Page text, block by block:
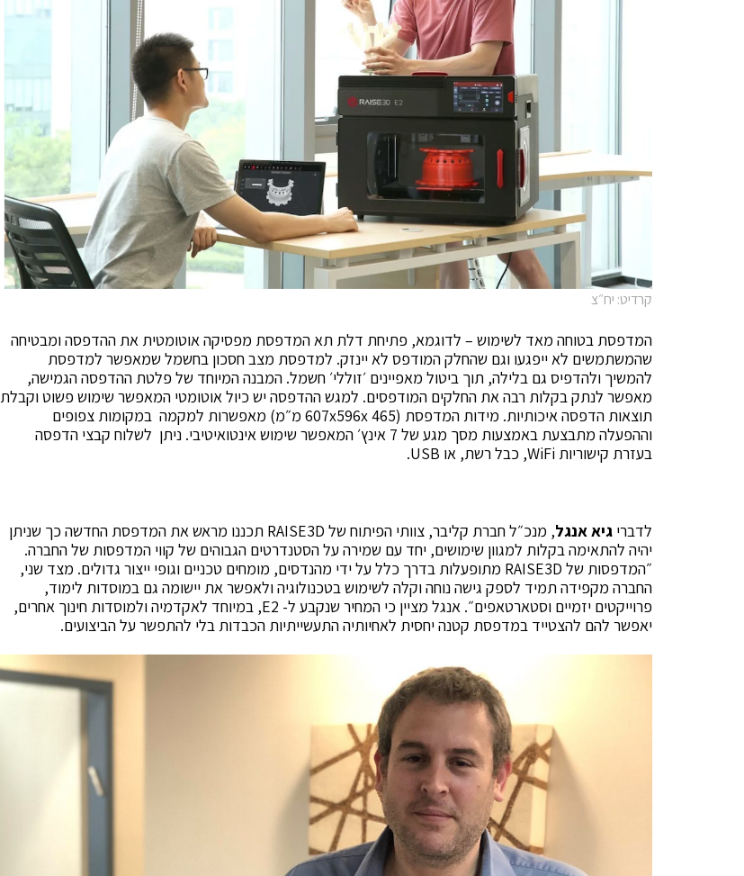
קרדיט: יח״צ
המדפסת בטוחה מאד לשימוש – לדוגמא, פתיחת דלת תא המדפסת מפסיקה אוטומטית את ההדפסה ומבטיחה
שהמשתמשים לא ייפגעו וגם שהחלק המודפס לא יינזק. למדפסת מצב חסכון בחשמל שמאפשר למדפסת
להמשיך ולהדפיס גם בלילה, תוך ביטול מאפיינים ׳זוללי׳ חשמל. המבנה המיוחד של פלטת ההדפסה הגמישה,
מאפשר לנתק בקלות רבה את החלקים המודפסים. למגש ההדפסה יש כיול אוטומטי המאפשר שימוש פשוט וקבלת
תוצאות הדפסה איכותיות. מידות המדפסת (607x596x 465 מ״מ) מאפשרות למקמה במקומות צפופים
וההפעלה מתבצעת באמצעות מסך מגע של 7 אינץ׳ המאפשר שימוש אינטואיטיבי. ניתן לשלוח קבצי הדפסה
בעזרת קישוריות WiFi, כבל רשת, או USB.
לדברי גיא אנגל
, מנכ״ל חברת קליבר, צוותי הפיתוח של RAISE3D תכננו מראש את המדפסת החדשה כך שניתן
יהיה להתאימה בקלות למגוון שימושים, יחד עם שמירה על הסטנדרטים הגבוהים של קווי המדפסות של החברה.
״המדפסות של RAISE3D מתופעלות בדרך כלל על ידי מהנדסים, מומחים טכניים וגופי ייצור גדולים. מצד שני,
החברה מקפידה תמיד לספק גישה נוחה וקלה לשימוש בטכנולוגיה ולאפשר את יישומה גם במוסדות לימוד,
פרוייקטים יזמיים וסטארטאפים״. אנגל מציין כי המחיר שנקבע ל- E2, במיוחד לאקדמיה ולמוסדות חינוך אחרים,
יאפשר להם להצטייד במדפסת קטנה יחסית לאחיותיה התעשייתיות הכבדות בלי להתפשר על הביצועים.